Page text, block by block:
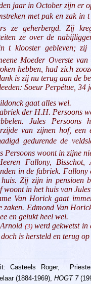
jaar in October zijn er
met pak en zak in
ze geherbergd. Zij
ze over de
t klooster gebleven;
Moeder Overste
hebben, had zich
is zij nu terug aan de
Soeur Perpétue, 34
gaat alles wel.
der H.H. Persoons
Jules Persoons
van zijnen hof, een
gedurende de
Persoons woont in zijne
Fallony,
in de fabriek. Fallony
Zij zijn in pensioen
woont in het huis van
Van Horick gaat
zaken. Edmond Van
en gelukt heel wel.
(3)werd gekwetst in
is hersteld en terug op
Casteels Roger,
(1884-1969), HOGT 7